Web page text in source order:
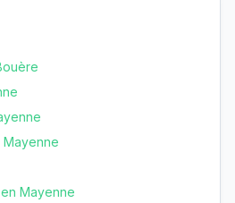
Mayenne
Mayenne